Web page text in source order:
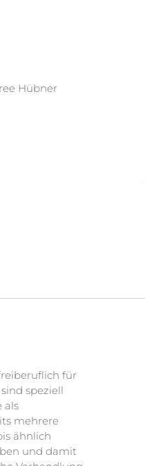
Hübner
für
speziell
als
mehrere
ähnlich
und damit